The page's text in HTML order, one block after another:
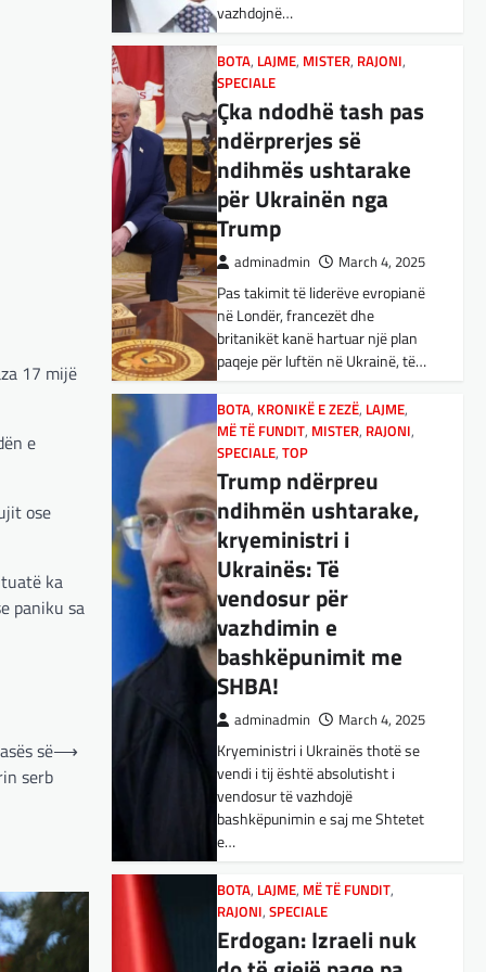
17 mijë
e
ose
ka
paniku sa
së
serb
⟶
vazhdojnë…
BOTA, LAJME, MISTER, RAJONI,
SPECIALE
Çka ndodhë tash pas
ndërprerjes së
ndihmës ushtarake
për Ukrainën nga
Trump
adminadmin March 4, 2025
Pas takimit të liderëve evropianë
në Londër, francezët dhe
britanikët kanë hartuar një plan
paqeje për luftën në Ukrainë, të…
BOTA, KRONIKË E ZEZË, LAJME,
MË TË FUNDIT, MISTER, RAJONI,
SPECIALE,TOP
Trump ndërpreu
ndihmën ushtarake,
kryeministri i
Ukrainës: Të
vendosur për
vazhdimin e
bashkëpunimit me
SHBA!
adminadmin March 4, 2025
Kryeministri i Ukrainës thotë se
vendi i tij është absolutisht i
vendosur të vazhdojë
bashkëpunimin e saj me Shtetet
e…
BOTA, LAJME, MË TË FUNDIT,
RAJONI,SPECIALE
Erdogan: Izraeli nuk
Nga Preç Zogaj Me rikthimin e
Presidenti Tramp po e trondit
status-quonë ndërkombëtare të
miqësive,…
FUN,KULTURË ,LAJME,MISTER,
OPINIONE,SPECIALE
Kuvendi i Lezhës dhe
konteksti aktual
gjeopolitik i
shqiptarëve
adminadmin March 3, 2025
Kuvendi i Lezhës i vitit 1444
është një ngjarje historike që
edhe sot prodhon mesazhe
rëndësishme për kombin
shqiptar. Ky…
BOTA,KULTURË,LAJME,
MË TË FUNDIT OPINIONE ,RAJONI
SPECIALE,TOP
E megjithatë
Amerika është
opsioni më i mirë për
shqiptarët
adminadmin
Nga Dritan Hila Vështirë se
ndonjë shqiptar që ndjek sadopak
politikën e jashtme, pas takimit
Trump-Zhelenski, nuk ka
menduar: Po…
BOTA,KULTURË,LAJME,MISTER,
RAJONI,SPECIALE,TECH
Varësia nga ChatGPT
është në rritje: